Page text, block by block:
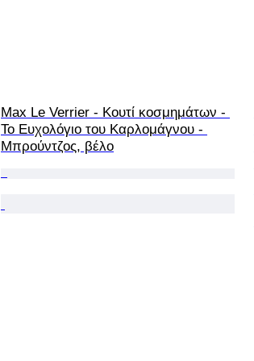
Max Le Verrier - Κουτί κοσμημάτων -
Το Ευχολόγιο του Καρλομάγνου -
Μπρούντζος, βέλο